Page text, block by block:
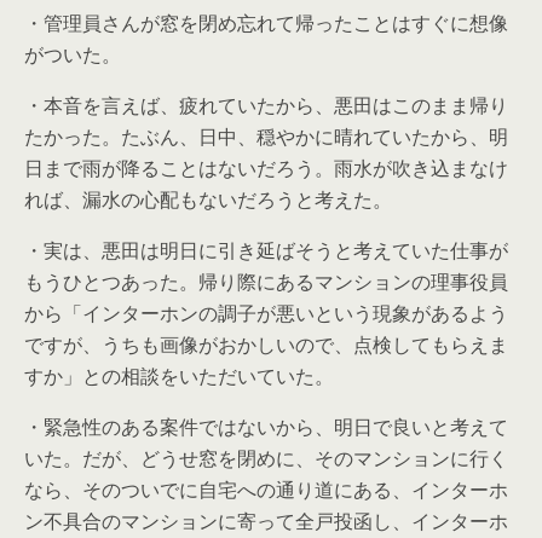
・管理員さんが窓を閉め忘れて帰ったことはすぐに想像
がついた。
・本音を言えば、疲れていたから、悪田はこのまま帰り
たかった。たぶん、日中、穏やかに晴れていたから、明
日まで雨が降ることはないだろう。雨水が吹き込まなけ
れば、漏水の心配もないだろうと考えた。
・実は、悪田は明日に引き延ばそうと考えていた仕事が
もうひとつあった。帰り際にあるマンションの理事役員
から「インターホンの調子が悪いという現象があるよう
ですが、うちも画像がおかしいので、点検してもらえま
すか」との相談をいただいていた。
・緊急性のある案件ではないから、明日で良いと考えて
いた。だが、どうせ窓を閉めに、そのマンションに行く
なら、そのついでに自宅への通り道にある、インターホ
ン不具合のマンションに寄って全戸投函し、インターホ